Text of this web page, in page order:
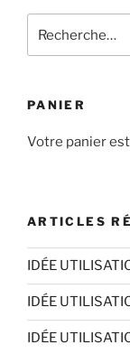
pour
PANIER
Votre panier
ARTICLES
IDÉE
IDÉE
IDÉE